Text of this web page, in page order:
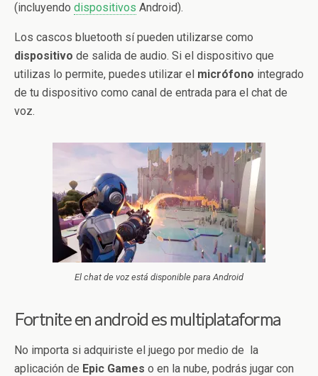
(incluyendo dispositivos Android).
Los cascos bluetooth sí pueden utilizarse como
dispositivo de salida de audio. Si el dispositivo que
utilizas lo permite, puedes utilizar el micrófono integrado
de tu dispositivo como canal de entrada para el chat de
voz.
El chat de voz está disponible para Android
Fortnite en android es multiplataforma
No importa si adquiriste el juego por medio de la
aplicación de Epic Games o en la nube, podrás jugar con